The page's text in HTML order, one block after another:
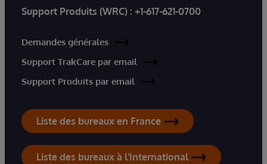
Support Produits (WRC) : +1-617-621-0700
Demandes générales
Support TrakCare par email
Support Produits par email
Liste des bureaux en France
Liste des bureaux à l'International